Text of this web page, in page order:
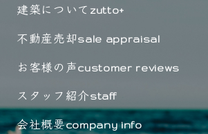
建築について zutto+
不動産売却sale appraisal
お客様の声customer reviews
スタッフ紹介staff
会社概要company info